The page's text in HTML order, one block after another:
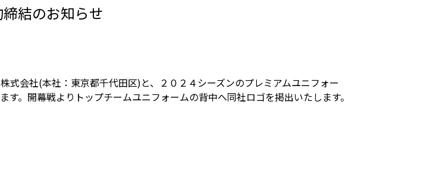
結のお知らせ
式会社(本社：東京都千代田区)と、２０２４シーズンのプレミアムユニフォー
。開幕戦よりトップチームユニフォームの背中へ同社ロゴを掲出いたします。